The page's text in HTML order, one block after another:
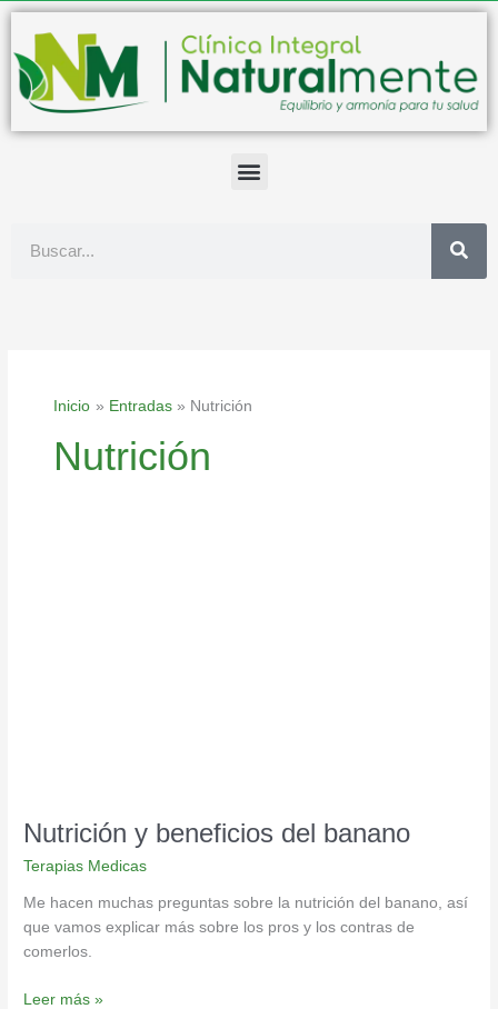
contenido
Inicio Entradas Nutrición
Nutrición
Nutrición y beneficios del banano
Terapias Medicas
Me hacen muchas preguntas sobre la nutrición del banano, así
que vamos explicar más sobre los pros y los contras de
comerlos.
Leer más »